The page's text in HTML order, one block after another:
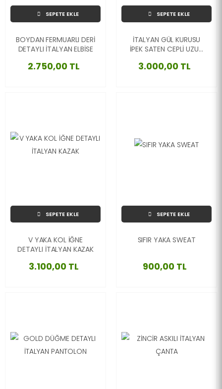
SEPETE EKLE
BOYDAN FERMUARLI DERİ
DETAYLI İTALYAN ELBİSE
2.750,00 TL
SEPETE EKLE
İTALYAN GÜL KURUSU
İPEK SATEN CEPLİ UZUN
3.000,00 TL
SEPETE EKLE
V YAKA KOL İĞNE
DETAYLI İTALYAN KAZAK
3.100,00 TL
SEPETE EKLE
SIFIR YAKA SWEAT
900,00 TL